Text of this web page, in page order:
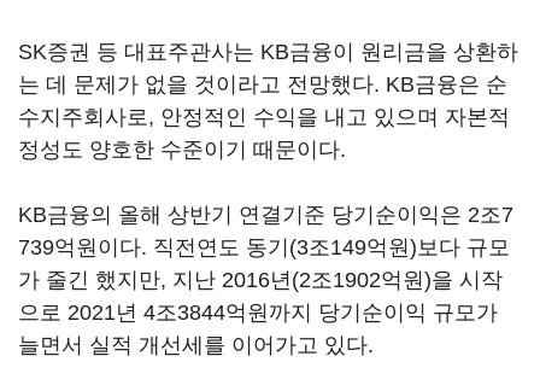
SK증권 등 대표주관사는 KB금융이 원리금을 상환하
는 데 문제가 없을 것이라고 전망했다. KB금융은 순
수지주회사로, 안정적인 수익을 내고 있으며 자본적
정성도 양호한 수준이기 때문이다.
KB금융의 올해 상반기 연결기준 당기순이익은 2조7
739억원이다. 직전연도 동기(3조149억원)보다 규모
가 줄긴 했지만, 지난 2016년(2조1902억원)을 시작
으로 2021년 4조3844억원까지 당기순이익 규모가
늘면서 실적 개선세를 이어가고 있다.